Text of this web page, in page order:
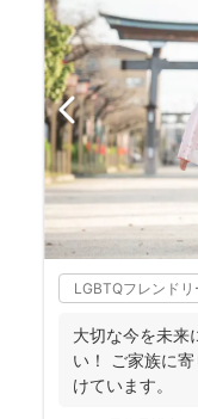
LGBTQフレンドリ
大切な今を未来
い！ ご家族に
けています。